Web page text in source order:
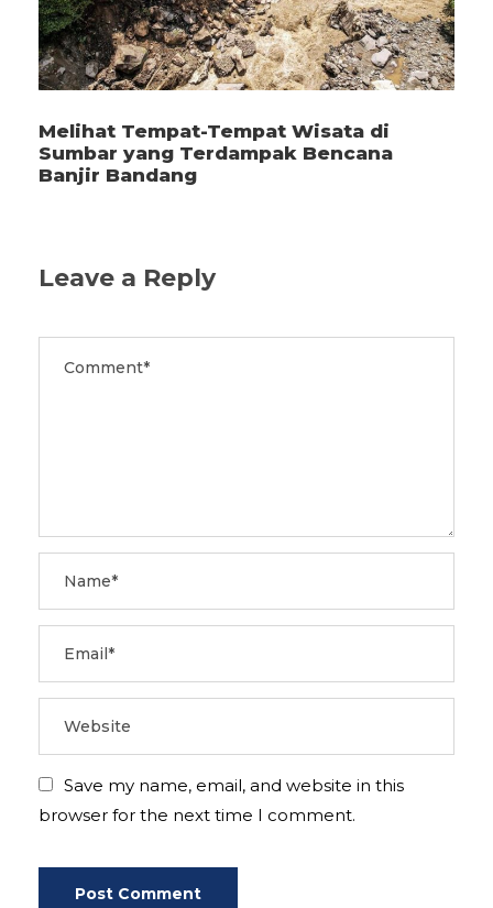
Melihat Tempat-Tempat Wisata di
Sumbar yang Terdampak Bencana
Banjir Bandang
Leave a Reply
Save my name, email, and website in this
browser for the next time I comment.